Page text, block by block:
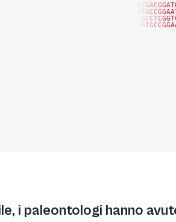
i paleontologi hanno